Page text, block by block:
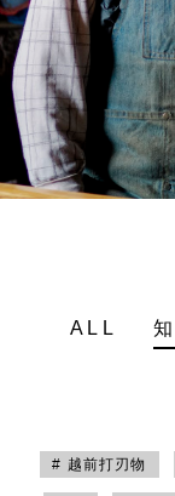
ALL
# 越前打刃物